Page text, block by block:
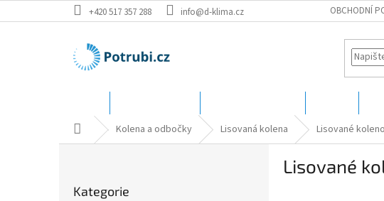
na
+420 517 357 288 info@d-klima.cz OBCHODNÍ
Domů Kolena a odbočky Lisovaná kolena Lisované
kategorie
Kategorie
Lisované